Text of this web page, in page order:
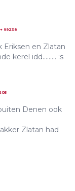
+ 99238
en Zlatan
kerel idd......... :s
Denen ook
Zlatan had